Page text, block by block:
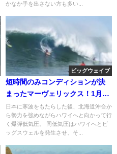
かなか手を出さない方も多い...
ビッグウェイブ
短時間のみコンディションが決
まったマーヴェリックス！1月中
旬のセッション動画
日本に寒波をもたらした後、北海道沖合か
ら勢力を強めながらハワイへと向かって行
く爆弾低気圧。 同低気圧はハワイへとビ
ッグスウェルを発生させ、そ...